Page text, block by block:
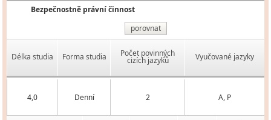
Bezpečnostně právní činnost
porovnat
Délka studia Forma studia Počet povinných
cizích jazyků Vyučované jazyky
4,0 Denní 2 A, P